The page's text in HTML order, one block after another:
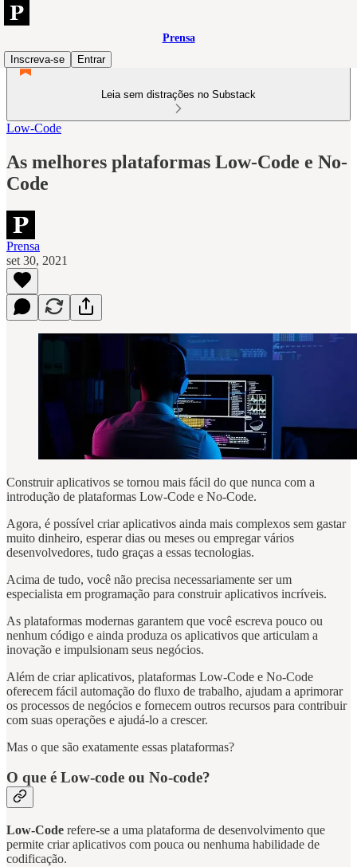
Prensa
Inscreva-se
Entrar
Leia sem distrações no Substack
Low-Code
As melhores plataformas Low-Code e No-
Code
Prensa
set 30, 2021
Construir aplicativos se tornou mais fácil do que nunca com a
introdução de plataformas Low-Code e No-Code.
Agora, é possível criar aplicativos ainda mais complexos sem gastar
muito dinheiro, esperar dias ou meses ou empregar vários
desenvolvedores, tudo graças a essas tecnologias.
Acima de tudo, você não precisa necessariamente ser um
especialista em programação para construir aplicativos incríveis.
As plataformas modernas garantem que você escreva pouco ou
nenhum código e ainda produza os aplicativos que articulam a
inovação e impulsionam seus negócios.
Além de criar aplicativos, plataformas Low-Code e No-Code
oferecem fácil automação do fluxo de trabalho, ajudam a aprimorar
os processos de negócios e fornecem outros recursos para contribuir
com suas operações e ajudá-lo a crescer.
Mas o que são exatamente essas plataformas?
O que é Low-code ou No-code?
Low-Code refere-se a uma plataforma de desenvolvimento que
permite criar aplicativos com pouca ou nenhuma habilidade de
codificação.